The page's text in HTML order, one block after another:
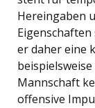
Hereingaben
er daher eine
Mannschaft
offensive